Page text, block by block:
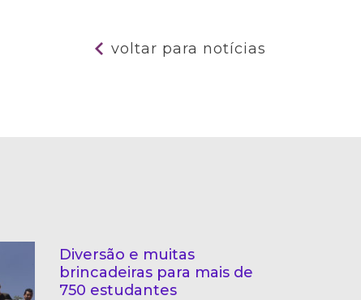
voltar para notícias
Diversão e muitas
brincadeiras para mais de
750 estudantes